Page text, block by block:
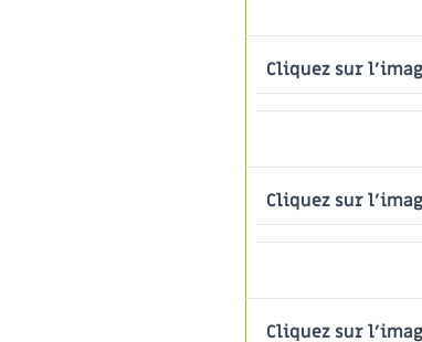
Cliquez sur
Cliquez sur
Cliquez sur